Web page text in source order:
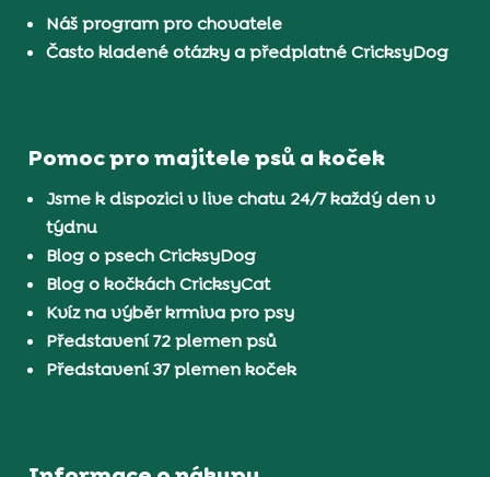
Náš program pro chovatele
Často kladené otázky a předplatné CricksyDog
Pomoc pro majitele psů a koček
Jsme k dispozici v live chatu 24/7 každý den v
týdnu
Blog o psech CricksyDog
Blog o kočkách CricksyCat
Kvíz na výběr krmiva pro psy
Představení 72 plemen psů
Představení 37 plemen koček